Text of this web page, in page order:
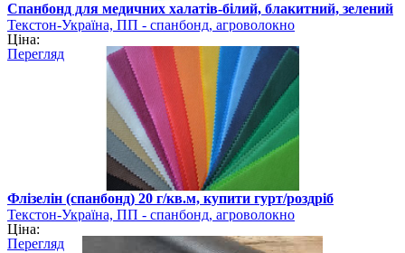
Спанбонд для медичних халатів-білий, блакитний, зелений
Текстон-Україна, ПП - спанбонд, агроволокно
Ціна:
Перегляд
Флізелін (спанбонд) 20 г/кв.м, купити гурт/роздріб
Текстон-Україна, ПП - спанбонд, агроволокно
Ціна:
Перегляд